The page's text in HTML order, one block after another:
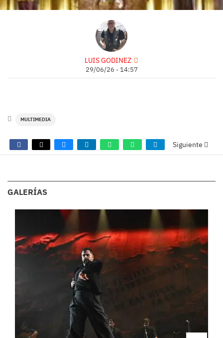
LUIS GODINEZ
29/06/26 - 14:57
MULTIMEDIA
Siguiente
GALERÍAS